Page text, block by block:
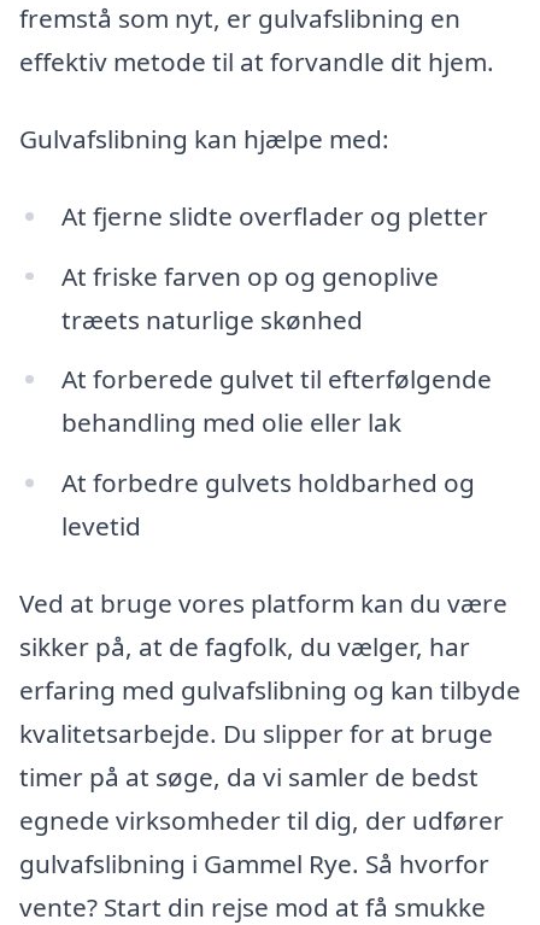
fremstå som nyt, er gulvafslibning en
effektiv metode til at forvandle dit hjem.
Gulvafslibning kan hjælpe med:
At fjerne slidte overflader og pletter
At friske farven op og genoplive
træets naturlige skønhed
At forberede gulvet til efterfølgende
behandling med olie eller lak
At forbedre gulvets holdbarhed og
levetid
Ved at bruge vores platform kan du være
sikker på, at de fagfolk, du vælger, har
erfaring med gulvafslibning og kan tilbyde
kvalitetsarbejde. Du slipper for at bruge
timer på at søge, da vi samler de bedst
egnede virksomheder til dig, der udfører
gulvafslibning i Gammel Rye. Så hvorfor
vente? Start din rejse mod at få smukke